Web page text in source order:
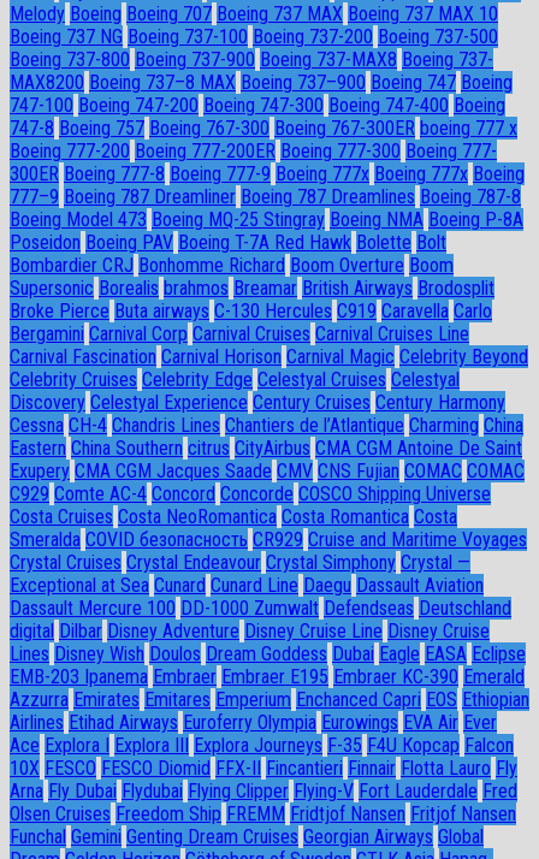
Melody Boeing Boeing 707 Boeing 737 MAX Boeing 737 MAX 10
Boeing 737 NG Boeing 737-100 Boeing 737-200 Boeing 737-500
Boeing 737-800 Boeing 737-900 Boeing 737-MAX8 Boeing 737-
MAX8200 Boeing 737–8 MAX Boeing 737–900 Boeing 747 Boeing
747-100 Boeing 747-200 Boeing 747-300 Boeing 747-400 Boeing
747-8 Boeing 757 Boeing 767-300 Boeing 767-300ER boeing 777 x
Boeing 777-200 Boeing 777-200ER Boeing 777-300 Boeing 777-
300ER Boeing 777-8 Boeing 777-9 Boeing 777x Boeing 777х Boeing
777–9 Boeing 787 Dreamliner Boeing 787 Dreamlines Boeing 787-8
Boeing Model 473 Boeing MQ-25 Stingray Boeing NMA Boeing P-8A
Poseidon Boeing PAV Boeing T-7A Red Hawk Bolette Bolt
Bombardier CRJ Bonhomme Richard Boom Overture Boom
Supersonic Borealis brahmos Breamar British Airways Brodosplit
Broke Pierce Buta airways C-130 Hercules C919 Caravella Carlo
Bergamini Carnival Corp Carnival Cruises Carnival Cruises Line
Carnival Fascination Carnival Horison Carnival Magic Celebrity Beyond
Celebrity Cruises Celebrity Edge Celestyal Cruises Celestyal
Discovery Celestyal Experience Century Cruises Century Harmony
Cessna CH-4 Chandris Lines Chantiers de l’Atlantique Charming China
Eastern China Southern citrus CityAirbus CMA CGM Antoine De Saint
Exupery CMA CGM Jacques Saade CMV CNS Fujian COMAC COMAC
C929 Comte AC-4 Concord Concorde COSCO Shipping Universe
Costa Cruises Costa NeoRomantica Costa Romantica Costa
Smeralda COVID безопасность CR929 Cruise and Maritime Voyages
Crystal Cruises Crystal Endeavour Crystal Simphony Crystal —
Exceptional at Sea Cunard Cunard Line Daegu Dassault Aviation
Dassault Mercure 100 DD-1000 Zumwalt Defendseas Deutschland
digital Dilbar Disney Adventure Disney Cruise Line Disney Cruise
Lines Disney Wish Doulos Dream Goddess Dubai Eagle EASA Eclipse
EMB-203 Ipanema Embraer Embraer E195 Embraer KC-390 Emerald
Azzurra Emirates Emitares Emperium Enchanced Capri EOS Ethiopian
Airlines Etihad Airways Euroferry Olympia Eurowings EVA Air Ever
Ace Explora I Explora III Explora Journeys F-35 F4U Корсар Falcon
10X FESCO FESCO Diomid FFX-II Fincantieri Finnair Flotta Lauro Fly
Arna Fly Dubai Flydubai Flying Clipper Flying-V Fort Lauderdale Fred
Olsen Cruises Freedom Ship FREMM Fridtjof Nansen Fritjof Nansen
Funchal Gemini Genting Dream Cruises Georgian Airways Global